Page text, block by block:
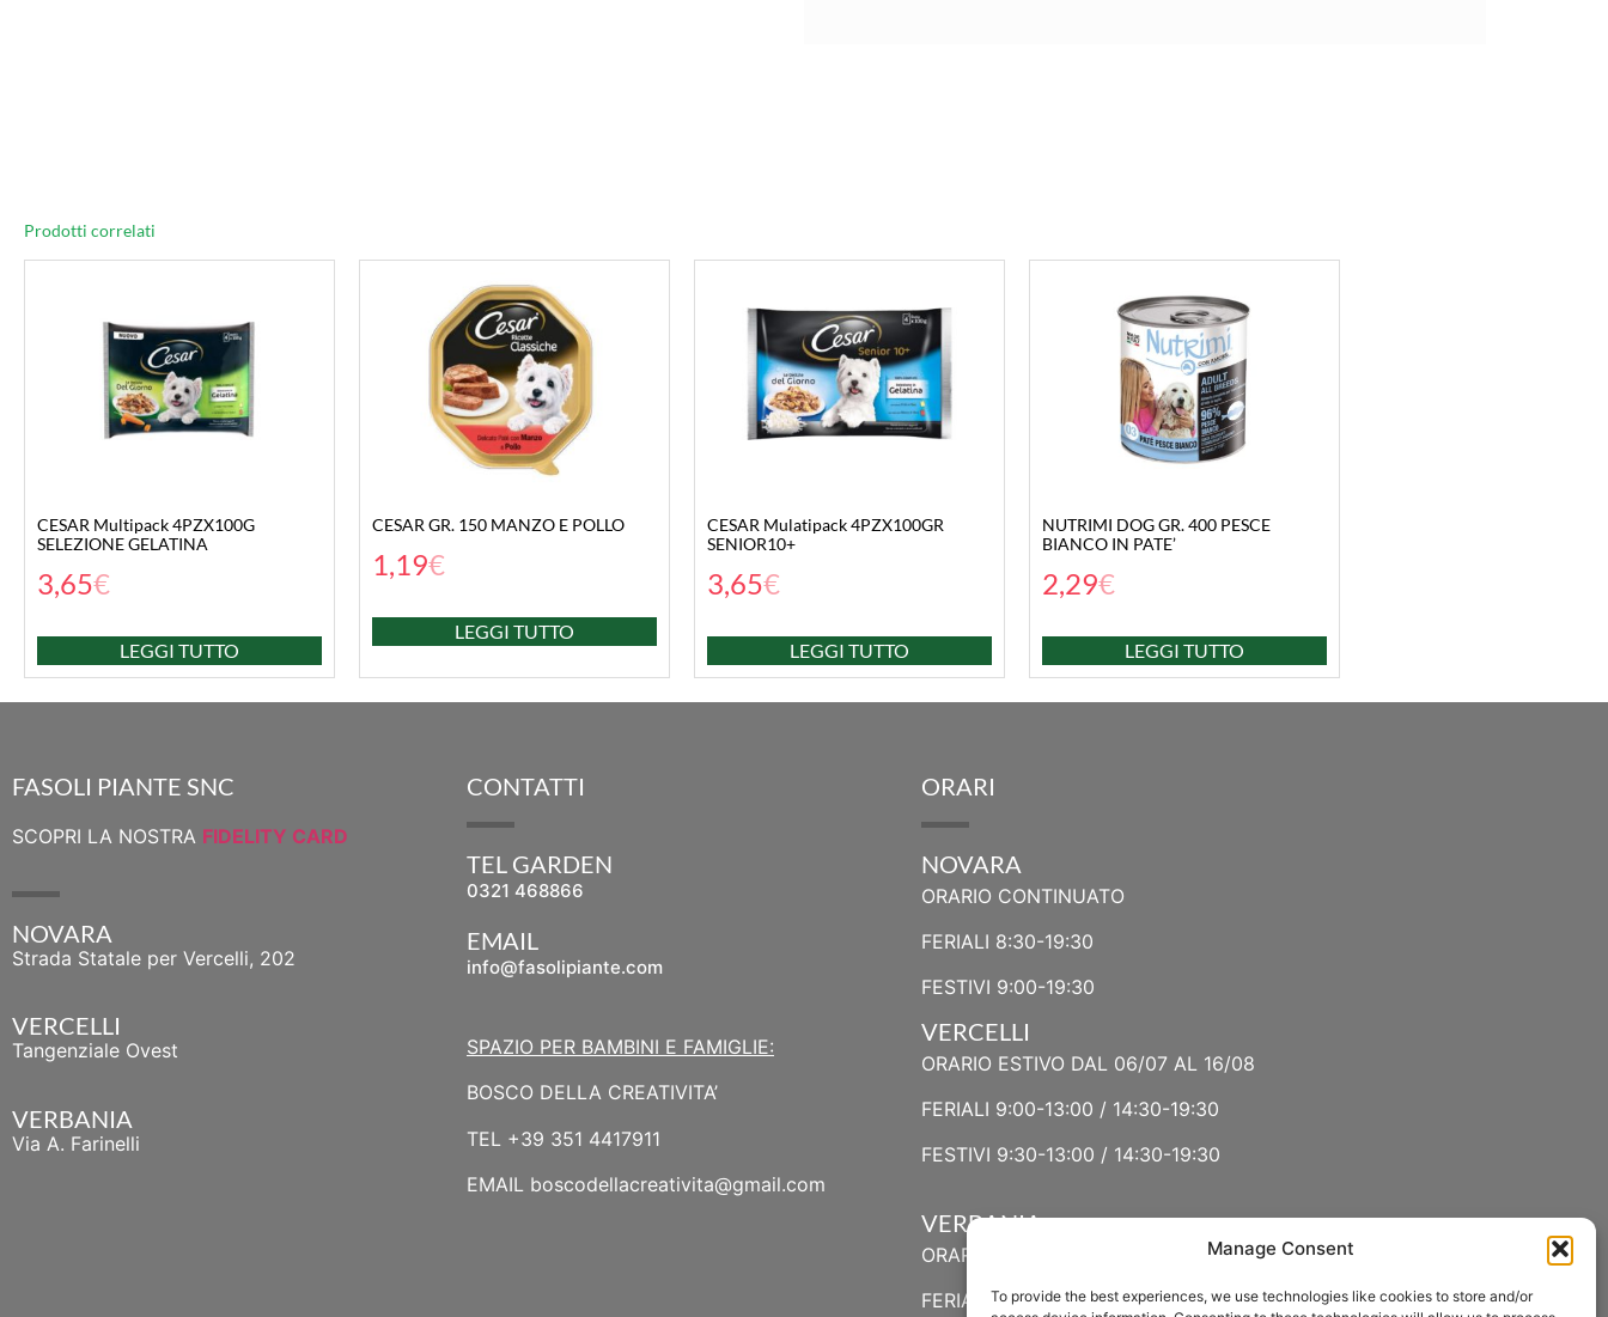
Manage Consent
To provide the best experiences, we use technologies like cookies to store and/or
Prodotti correlati
CESAR Multipack 4PZX100G
SELEZIONE GELATINA
3,65€
LEGGI TUTTO
CESAR GR. 150 MANZO E POLLO
1,19€
LEGGI TUTTO
CESAR Mulatipack 4PZX100GR
SENIOR10+
3,65€
LEGGI TUTTO
NUTRIMI DOG GR. 400 PESCE
BIANCO IN PATE’
2,29€
LEGGI TUTTO
FASOLI PIANTE SNC
SCOPRI LA NOSTRA FIDELITY CARD
NOVARA
Strada Statale per Vercelli, 202
VERCELLI
Tangenziale Ovest
VERBANIA
Via A. Farinelli
CONTATTI
TEL GARDEN
0321 468866
EMAIL
info@fasolipiante.com
SPAZIO PER BAMBINI E FAMIGLIE:
BOSCO DELLA CREATIVITA’
TEL +39 351 4417911
EMAIL boscodellacreativita@gmail.com
ORARI
NOVARA
ORARIO CONTINUATO
FERIALI 8:30-19:30
FESTIVI 9:00-19:30
VERCELLI
ORARIO ESTIVO DAL 06/07 AL 16/08
FERIALI 9:00-13:00 / 14:30-19:30
FESTIVI 9:30-13:00 / 14:30-19:30
VERBANIA
ORARIO ESTIVO LUGLIO E AGOSTO
FERIALI 8:30-13:00 / 15:00-19:00